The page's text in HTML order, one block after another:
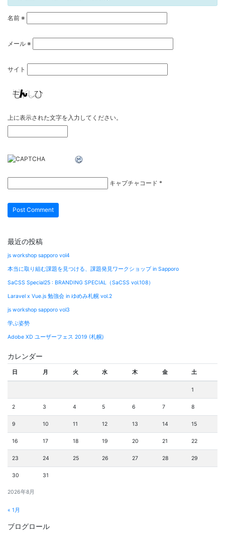
名前 ※
メール ※
サイト
上に表示された文字を入力してください。
キャプチャコード *
最近の投稿
js workshop sapporo vol4
本当に取り組む課題を見つける、課題発見ワークショップ in Sapporo
SaCSS Special25 : BRANDING SPECIAL（SaCSS vol.108）
Laravel x Vue.js 勉強会 in ゆめみ札幌 vol.2
js workshop sapporo vol3
学ぶ姿勢
Adobe XD ユーザーフェス 2019 (札幌)
カレンダー
2026年8月
日 月 火 水 木 金 土
1
2 3 4 5 6 7 8
9 10 11 12 13 14 15
16 17 18 19 20 21 22
23 24 25 26 27 28 29
30 31
« 1月
ブログロール